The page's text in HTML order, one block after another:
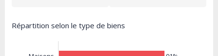
Répartition selon le type de biens